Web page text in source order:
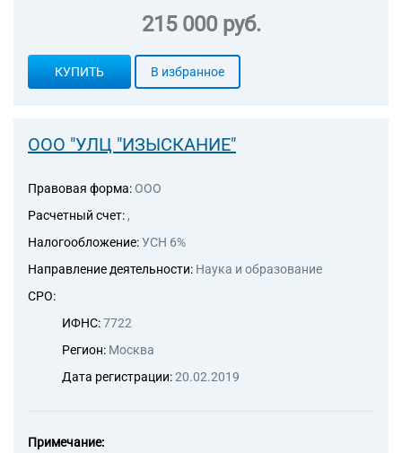
215 000 руб.
КУПИТЬ В избранное
ООО "УЛЦ "ИЗЫСКАНИЕ"
Правовая форма: ООО
Расчетный счет: ,
Налогообложение:УСН 6%
Направление деятельности: Наука и образование
СРО:
ИФНС:7722
Регион: Москва
Дата регистрации:20.02.2019
Примечание: